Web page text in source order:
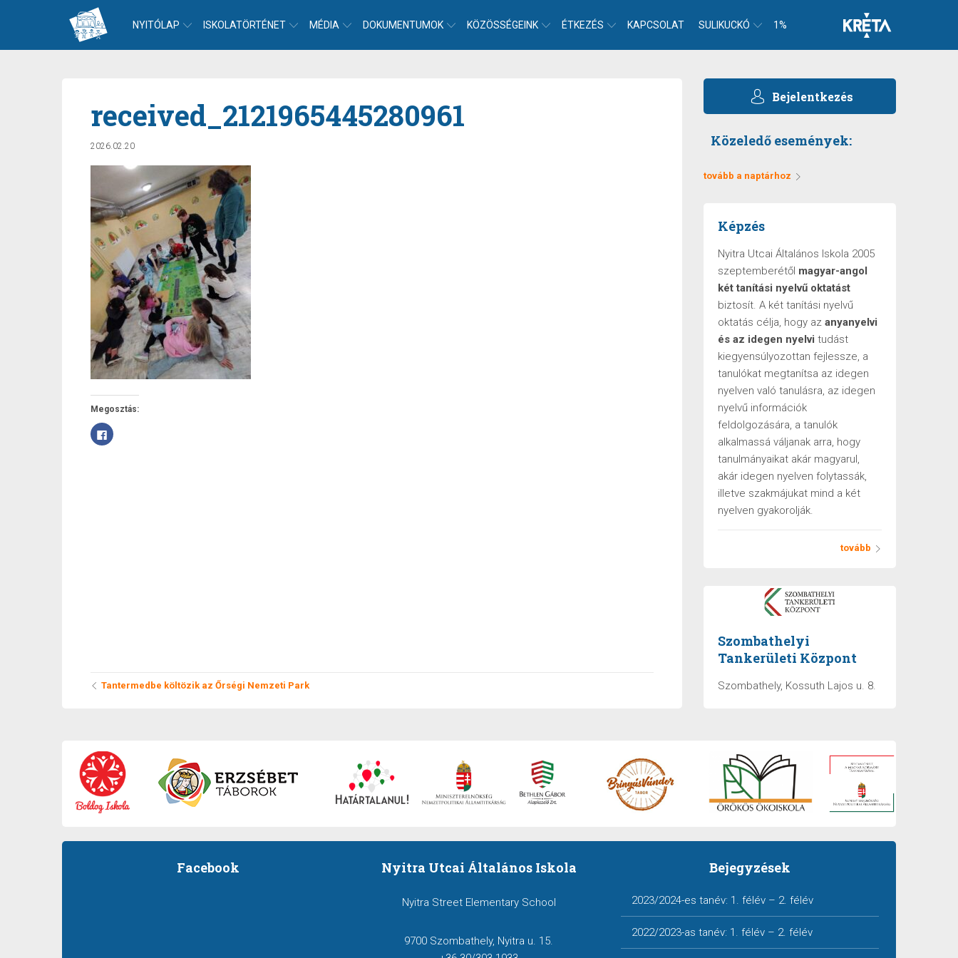
NYITÓLAP ISKOLATÖRTÉNET MÉDIA DOKUMENTUMOK KÖZÖSSÉGEINK ÉTKEZÉS KAPCSOLAT SULIKUCKÓ 1%
received_2121965445280961
2026.02.20
Megosztás:
Facebookon
való
Tantermedbe költözik az Őrségi Nemzeti Park
Bejelentkezés
Közeledő események:
tovább a naptárhoz
Képzés
Nyitra Utcai Általános Iskola 2005
szeptemberétől magyar-angol
két tanítási nyelvű oktatást
biztosít. A két tanítási nyelvű
oktatás célja, hogy az anyanyelvi
és az idegen nyelvi tudást
kiegyensúlyozottan fejlessze, a
tanulókat megtanítsa az idegen
nyelven való tanulásra, az idegen
nyelvű információk
feldolgozására, a tanulók
alkalmassá váljanak arra, hogy
tanulmányaikat akár magyarul,
akár idegen nyelven folytassák,
illetve szakmájukat mind a két
nyelven gyakorolják.
tovább
Szombathelyi
Tankerületi Központ
Szombathely, Kossuth Lajos u. 8.
Facebook Nyitra Utcai Általános Iskola
Nyitra Street Elementary School
9700 Szombathely, Nyitra u. 15.
Bejegyzések
2023/2024-es tanév: 1. félév – 2. félév
2022/2023-as tanév: 1. félév – 2. félév